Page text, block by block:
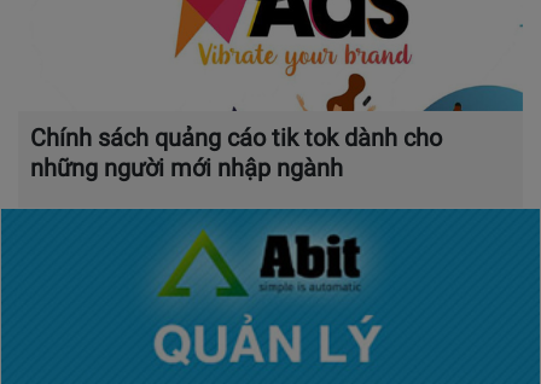
Chính sách quảng cáo tik tok dành cho
những người mới nhập ngành